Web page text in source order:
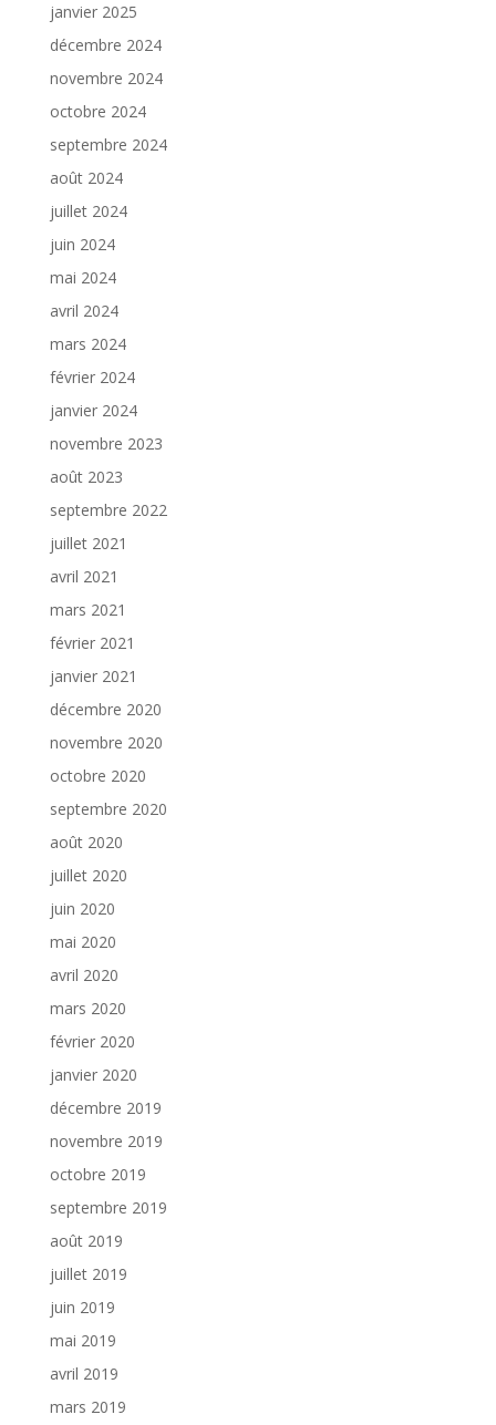
janvier 2025
décembre 2024
novembre 2024
octobre 2024
septembre 2024
août 2024
juillet 2024
juin 2024
mai 2024
avril 2024
mars 2024
février 2024
janvier 2024
novembre 2023
août 2023
septembre 2022
juillet 2021
avril 2021
mars 2021
février 2021
janvier 2021
décembre 2020
novembre 2020
octobre 2020
septembre 2020
août 2020
juillet 2020
juin 2020
mai 2020
avril 2020
mars 2020
février 2020
janvier 2020
décembre 2019
novembre 2019
octobre 2019
septembre 2019
août 2019
juillet 2019
juin 2019
mai 2019
avril 2019
mars 2019